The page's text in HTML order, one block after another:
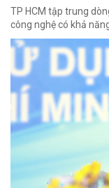
TP HCM tập trung
công nghệ có khả